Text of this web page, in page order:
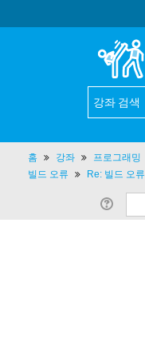
홈 강좌 프로그래밍
빌드 오류
Re: 빌드 오류